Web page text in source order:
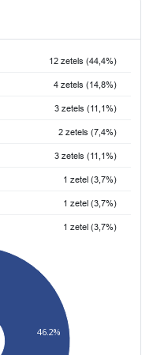
12 zetels (44,4%)
4 zetels (14,8%)
3 zetels (11,1%)
2 zetels (7,4%)
3 zetels (11,1%)
1 zetel (3,7%)
1 zetel (3,7%)
1 zetel (3,7%)
46.2%